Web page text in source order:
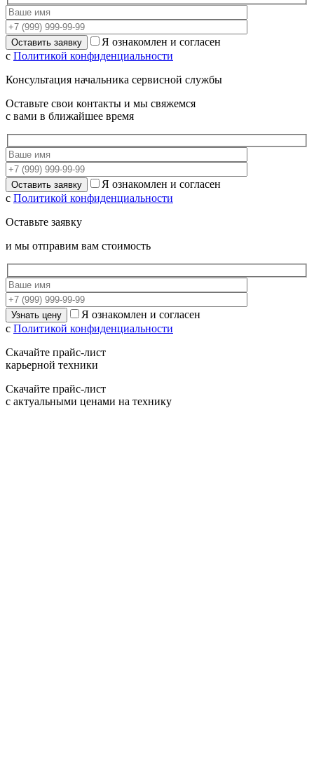
Я ознакомлен и согласен
с Политикой конфиденциальности
Консультация начальника сервисной службы
Оставьте свои контакты и мы свяжемся
с вами в ближайшее время
Я ознакомлен и согласен
с Политикой конфиденциальности
Оставьте заявку
и мы отправим вам стоимость
Я ознакомлен и согласен
с Политикой конфиденциальности
Скачайте прайс-лист
карьерной техники
Скачайте прайс-лист
с актуальными ценами на технику